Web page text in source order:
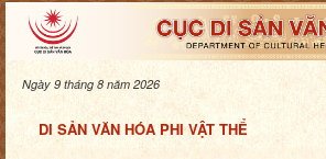
Ngày 9 tháng 8 năm 2026
DI SẢN VĂN HÓA PHI VẬT THỂ